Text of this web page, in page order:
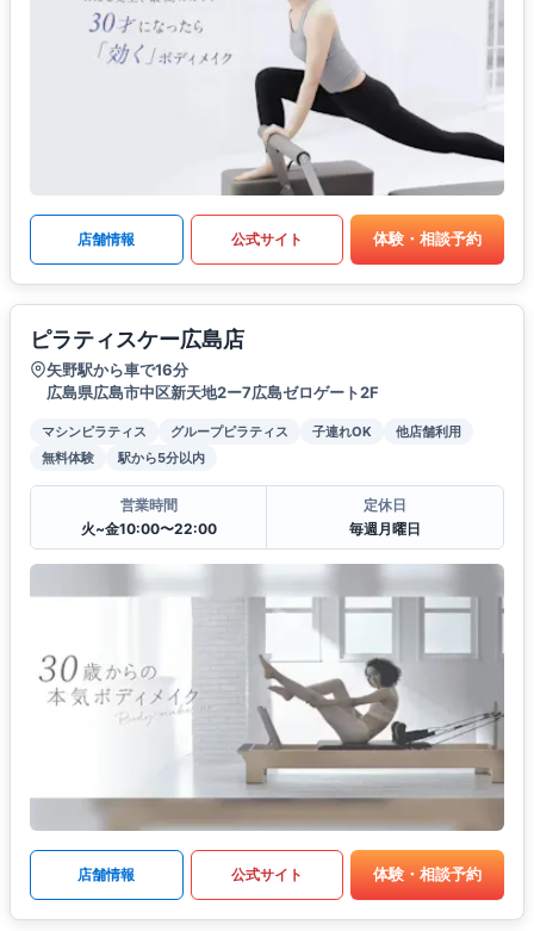
店舗情報 公式サイト 体験・相談予約
ピラティスケー広島店
矢野駅から車で16分
広島県広島市中区新天地2ー7広島ゼロゲート2F
マシンピラティス グループピラティス 子連れOK
他店舗利用
無料体験
駅から5分以内
営業時間
火~金10:00〜22:00
定休日
毎週月曜日
店舗情報 公式サイト 体験・相談予約